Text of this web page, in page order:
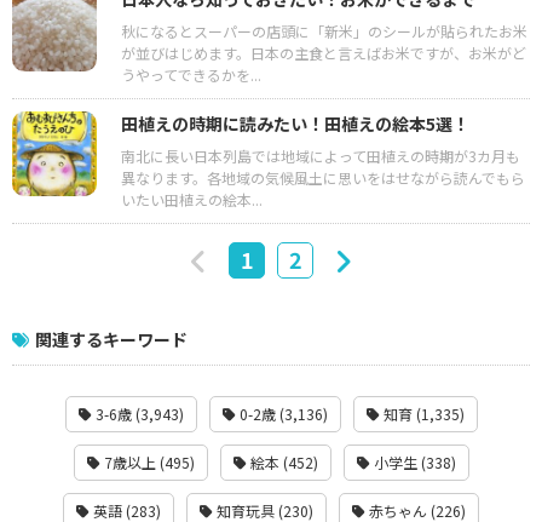
秋になるとスーパーの店頭に「新米」のシールが貼られたお米
が並びはじめます。日本の主食と言えばお米ですが、お米がど
うやってできるかを...
田植えの時期に読みたい！田植えの絵本5選！
南北に長い日本列島では地域によって田植えの時期が3カ月も
異なります。各地域の気候風土に思いをはせながら読んでもら
いたい田植えの絵本...
1 2
関連するキーワード
3-6歳 (3,943) 0-2歳 (3,136) 知育 (1,335)
7歳以上 (495) 絵本 (452) 小学生 (338)
英語 (283) 知育玩具 (230) 赤ちゃん (226)